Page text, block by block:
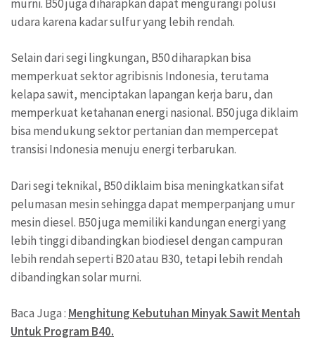
murni. B50 juga diharapkan dapat mengurangi polusi
udara karena kadar sulfur yang lebih rendah.
Selain dari segi lingkungan, B50 diharapkan bisa
memperkuat sektor agribisnis Indonesia, terutama
kelapa sawit, menciptakan lapangan kerja baru, dan
memperkuat ketahanan energi nasional. B50 juga diklaim
bisa mendukung sektor pertanian dan mempercepat
transisi Indonesia menuju energi terbarukan.
Dari segi teknikal, B50 diklaim bisa meningkatkan sifat
pelumasan mesin sehingga dapat memperpanjang umur
mesin diesel. B50 juga memiliki kandungan energi yang
lebih tinggi dibandingkan biodiesel dengan campuran
lebih rendah seperti B20 atau B30, tetapi lebih rendah
dibandingkan solar murni.
Baca Juga : Menghitung Kebutuhan Minyak Sawit Mentah
Untuk Program B40.